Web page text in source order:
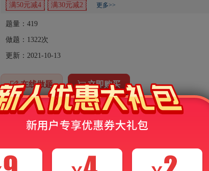
满50元减4 满30元减2 更多>>
题量：419
做题： 1322次
更新：2021-10-13
在线做题 立即购买
说明：本产品为虚拟产品，不支持退换货。